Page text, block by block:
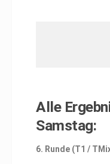
Alle
Samstag:
6. Runde (T1 /